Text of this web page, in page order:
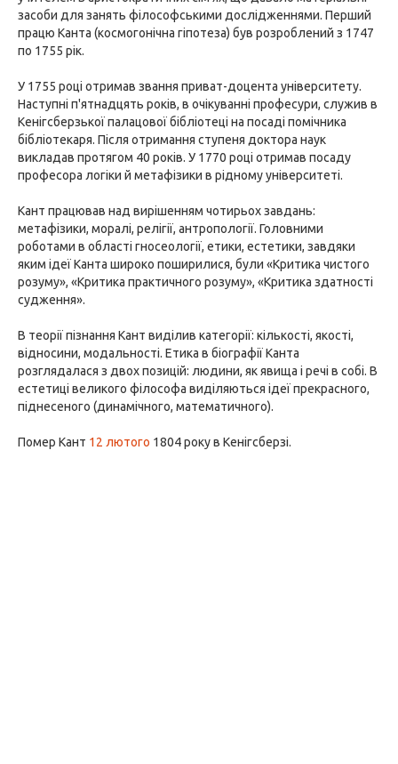
засоби для занять філософськими дослідженнями. Перший
працю Канта (космогонічна гіпотеза) був розроблений з 1747
по 1755 рік.
У 1755 році отримав звання приват-доцента університету.
Наступні п'ятнадцять років, в очікуванні професури, служив в
Кенігсберзької палацової бібліотеці на посаді помічника
бібліотекаря. Після отримання ступеня доктора наук
викладав протягом 40 років. У 1770 році отримав посаду
професора логіки й метафізики в рідному університеті.
Кант працював над вирішенням чотирьох завдань:
метафізики, моралі, релігії, антропології. Головними
роботами в області гносеології, етики, естетики, завдяки
яким ідеї Канта широко поширилися, були «Критика чистого
розуму», «Критика практичного розуму», «Критика здатності
судження».
В теорії пізнання Кант виділив категорії: кількості, якості,
відносини, модальності. Етика в біографії Канта
розглядалася з двох позицій: людини, як явища і речі в собі. В
естетиці великого філософа виділяються ідеї прекрасного,
піднесеного (динамічного, математичного).
Помер Кант 12 лютого 1804 року в Кенігсберзі.